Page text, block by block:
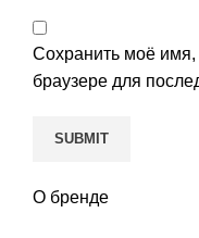
Сохранить моё имя,
браузере для
О бренде